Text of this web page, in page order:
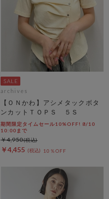
archives
【ＯＮかわ】アシメタックボタ
ンカットＴＯＰＳ ５Ｓ
期間限定タイムセール10%OFF! 8/10
10:00まで
￥4,455 10％OFF
￥4,950